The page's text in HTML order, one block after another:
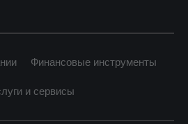
Финансовые инструменты
и сервисы